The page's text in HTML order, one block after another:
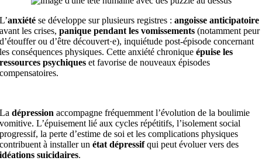
L’anxiété se développe sur plusieurs registres :angoisse anticipatoire
avant les crises,panique pendant les vomissements (notamment peur
d’étouffer ou d’être découvert·e), inquiétude post-épisode concernant
les conséquences physiques. Cette anxiété chroniqueépuise les
ressources psychiques et favorise de nouveaux épisodes
compensatoires.
Ladépression accompagne fréquemment l’évolution de la boulimie
vomitive. L’épuisement lié aux cycles répétitifs, l’isolement social
progressif, la perte d’estime de soi et les complications physiques
contribuent à installer unétat dépressifqui peut évoluer vers des
idéations suicidaires.